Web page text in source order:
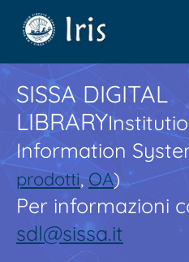
SISSA DIGITAL
LIBRARY
Information
prodotti,OA)
Per informazioni
sdl@sissa.it